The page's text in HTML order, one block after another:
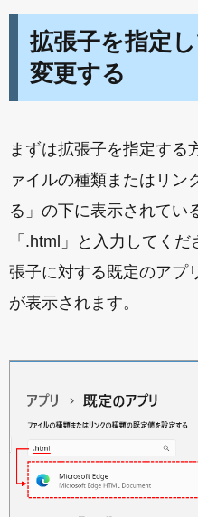
拡張子を指定
変更する
まずは拡張子を指定する
ァイルの種類またはリン
る」の下に表示されてい
「.html」と入力してく
張子に対する既定のアプ
が表示されます。